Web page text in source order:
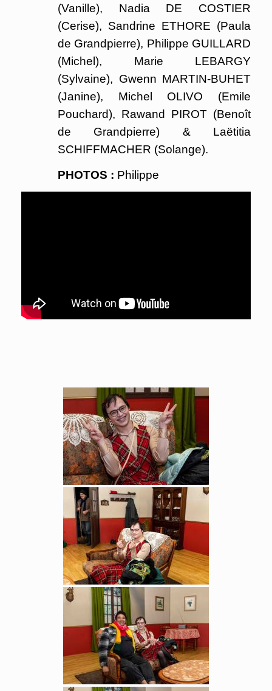
(Vanille), Nadia DE COSTIER
(Cerise), Sandrine ETHORE (Paula
de Grandpierre), Philippe GUILLARD
(Michel), Marie LEBARGY
(Sylvaine), Gwenn MARTIN-BUHET
(Janine), Michel OLIVO (Emile
Pouchard), Rawand PIROT (Benoît
de Grandpierre) & Laëtitia
SCHIFFMACHER (Solange).
PHOTOS : Philippe